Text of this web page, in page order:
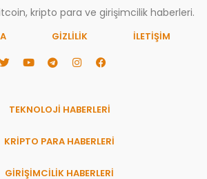
kripto para ve girişimcilik haberleri.
GIZLILIK İLETİŞİM
TEKNOLOJİ HABERLERİ
KRİPTO PARA HABERLERİ
GİRİŞİMCİLİK HABERLERİ